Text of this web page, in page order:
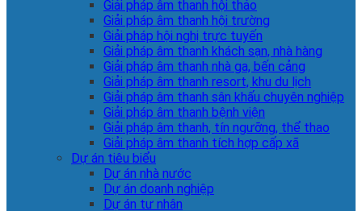
Giải pháp âm thanh hội thảo
Giải pháp âm thanh hội trường
Giải pháp hội nghị trực tuyến
Giải pháp âm thanh khách sạn, nhà hàng
Giải pháp âm thanh nhà ga, bến cảng
Giải pháp âm thanh resort, khu du lịch
Giải pháp âm thanh sân khấu chuyên nghiệp
Giải pháp âm thanh bệnh viện
Giải pháp âm thanh, tín ngưỡng, thể thao
Giải pháp âm thanh tích hợp cấp xã
Dự án tiêu biểu
Dự án nhà nước
Dự án doanh nghiệp
Dự án tư nhân